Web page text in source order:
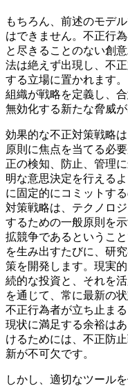
もちろん、前述のモデ
はできません。不正行
と尽きることのない創
法は絶えず出現し、不
する立場に置かれます
組織が戦略を定義し、
無効化する新たな脅威
効果的な不正対策戦略
原則に焦点を当てる必
正の検知、防止、管理
明な意思決定を行える
に固定的にコミットす
対策戦略は、テクノロ
するための一般原則を
拡競争であるというこ
を生み出すたびに、研
策を開発します。現実
続的な投資と、それを
を通じて、常に最新の
不正行為者が立ち止ま
現状に満足する余裕は
けるためには、不正防
新が不可欠です。
しかし、適切なツール